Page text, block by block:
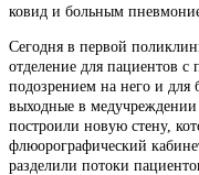
ковид и больным
Сегодня в первой
отделение для пациентов
подозрением на него и
выходные в медучреждении
построили новую стену,
флюорографический
разделили потоки